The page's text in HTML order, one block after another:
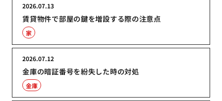
賃貸物件で部屋の鍵を増設する際の注意点
2026.07.13
家
金庫の暗証番号を紛失した時の対処
2026.07.12
金庫